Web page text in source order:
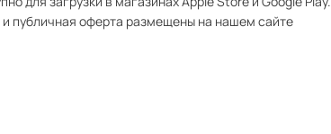
публичная оферта размещены на нашем сайте